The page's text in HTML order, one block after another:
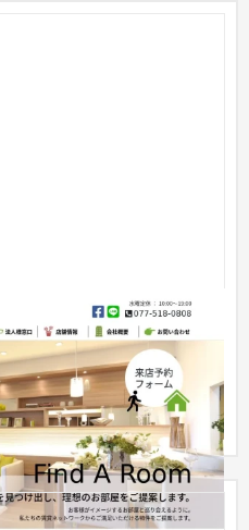
〜30万円
がございますので、URLより
ば幸いです。